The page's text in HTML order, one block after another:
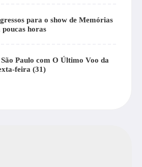
para o show de Memórias
poucas horas
Paulo com O Último Voo da
feira (31)